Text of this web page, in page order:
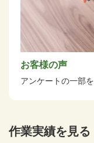
お客様の声
アンケートの一部を
作業実績を見る